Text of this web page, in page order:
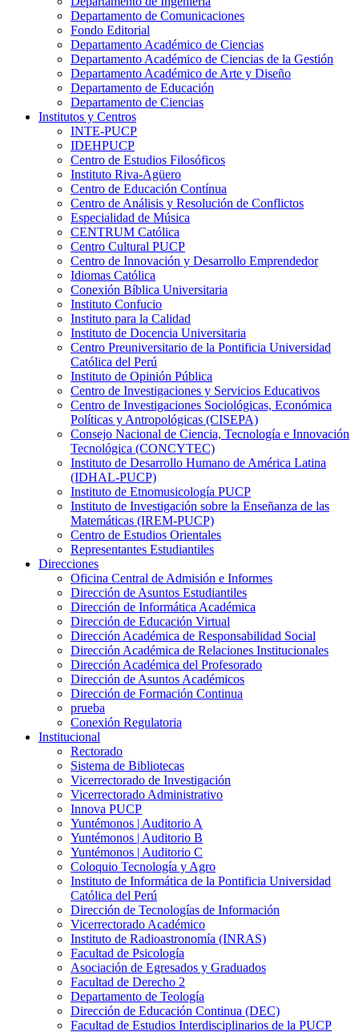
Departamento de Comunicaciones
Fondo Editorial
Departamento Académico de Ciencias
Departamento Académico de Ciencias de la Gestión
Departamento Académico de Arte y Diseño
Departamento de Educación
Departamento de Ciencias
Institutos y Centros
INTE-PUCP
IDEHPUCP
Centro de Estudios Filosóficos
Instituto Riva-Agüero
Centro de Educación Contínua
Centro de Análisis y Resolución de Conflictos
Especialidad de Música
CENTRUM Católica
Centro Cultural PUCP
Centro de Innovación y Desarrollo Emprendedor
Idiomas Católica
Conexión Bíblica Universitaria
Instituto Confucio
Instituto para la Calidad
Instituto de Docencia Universitaria
Centro Preuniversitario de la Pontificia Universidad
Católica del Perú
Instituto de Opinión Pública
Centro de Investigaciones y Servicios Educativos
Centro de Investigaciones Sociológicas, Económica
Políticas y Antropológicas (CISEPA)
Consejo Nacional de Ciencia, Tecnología e Innovación
Tecnológica (CONCYTEC)
Instituto de Desarrollo Humano de América Latina
(IDHAL-PUCP)
Instituto de Etnomusicología PUCP
Instituto de Investigación sobre la Enseñanza de las
Matemáticas (IREM-PUCP)
Centro de Estudios Orientales
Representantes Estudiantiles
Direcciones
Oficina Central de Admisión e Informes
Dirección de Asuntos Estudiantiles
Dirección de Informática Académica
Dirección de Educación Virtual
Dirección Académica de Responsabilidad Social
Dirección Académica de Relaciones Institucionales
Dirección Académica del Profesorado
Dirección de Asuntos Académicos
Dirección de Formación Continua
prueba
Conexión Regulatoria
Institucional
Rectorado
Sistema de Bibliotecas
Vicerrectorado de Investigación
Vicerrectorado Administrativo
Innova PUCP
Yuntémonos | Auditorio A
Yuntémonos | Auditorio B
Yuntémonos | Auditorio C
Coloquio Tecnología y Agro
Instituto de Informática de la Pontificia Universidad
Católica del Perú
Dirección de Tecnologías de Información
Vicerrectorado Académico
Instituto de Radioastronomía (INRAS)
Facultad de Psicología
Asociación de Egresados y Graduados
Facultad de Derecho 2
Departamento de Teología
Dirección de Educación Continua (DEC)
Facultad de Estudios Interdisciplinarios de la PUCP